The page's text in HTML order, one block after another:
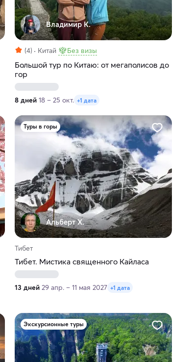
Владимир К.
(4) Китай Без визы
Большой тур по Китаю: от мегаполисов до
гор
8 дней 18 – 25 окт. +1 дата
Туры в горы
Альберт Х.
Тибет
Тибет. Мистика священного Кайласа
13 дней 29 апр. – 11 мая 2027 +1 дата
Экскурсионные туры